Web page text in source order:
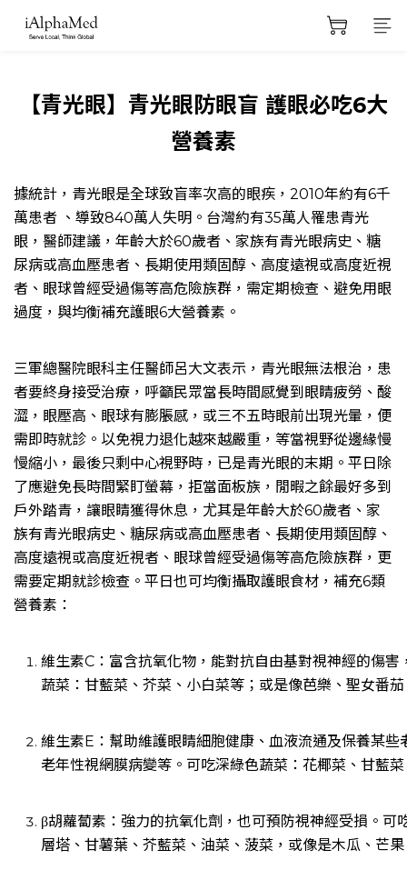
【青光眼】青光眼防眼盲 護眼必吃6大
營養素
據統計，青光眼是全球致盲率次高的眼疾，2010年約有6千
萬患者 、導致840萬人失明。台灣約有35萬人罹患青光
眼，醫師建議，年齡大於60歲者、家族有青光眼病史、糖
尿病或高血壓患者、長期使用類固醇、高度遠視或高度近視
者、眼球曾經受過傷等高危險族群，需定期檢查、避免用眼
過度，與均衡補充護眼6大營養素。
三軍總醫院眼科主任醫師呂大文表示，青光眼無法根治，患
者要終身接受治療，呼籲民眾當長時間感覺到眼睛疲勞、酸
澀，眼壓高、眼球有膨脹感，或三不五時眼前出現光暈，便
需即時就診。以免視力退化越來越嚴重，等當視野從邊緣慢
慢縮小，最後只剩中心視野時，已是青光眼的末期。平日除
了應避免長時間緊盯螢幕，拒當面板族，閒暇之餘最好多到
戶外踏青，讓眼睛獲得休息，尤其是年齡大於60歲者、家
族有青光眼病史、糖尿病或高血壓患者、長期使用類固醇、
高度遠視或高度近視者、眼球曾經受過傷等高危險族群，更
需要定期就診檢查。平日也可均衡攝取護眼食材，補充6類
營養素：
維生素C：富含抗氧化物，能對抗自由基對視神經的傷
蔬菜：甘藍菜、芥菜、小白菜等；或是像芭樂、聖女番
維生素E：幫助維護眼睛細胞健康、血液流通及保養某
老年性視網膜病變等。可吃深綠色蔬菜：花椰菜、甘藍
β胡蘿蔔素：強力的抗氧化劑，也可預防視神經受損。可
層塔、甘薯葉、芥藍菜、油菜、菠菜，或像是木瓜、芒